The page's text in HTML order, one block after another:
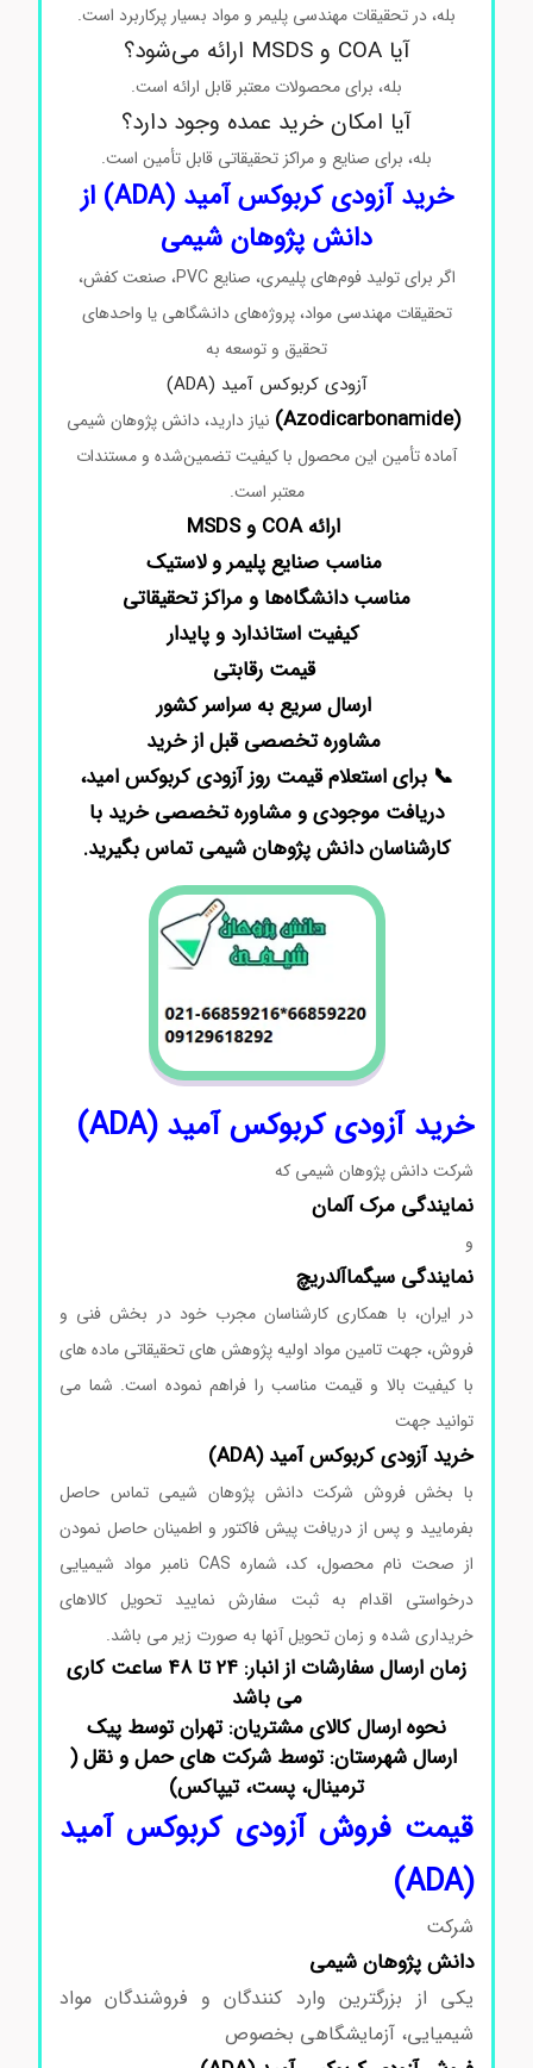
بله، در تحقیقات مهندسی پلیمر و مواد بسیار پرکاربرد است.
آیا COA و MSDS ارائه می‌شود؟
بله، برای محصولات معتبر قابل ارائه است.
آیا امکان خرید عمده وجود دارد؟
بله، برای صنایع و مراکز تحقیقاتی قابل تأمین است.
خرید آزودی‌ کربوکس آمید (ADA) از
دانش پژوهان شیمی
اگر برای تولید فوم‌های پلیمری، صنایع PVC، صنعت کفش،
تحقیقات مهندسی مواد، پروژه‌های دانشگاهی یا واحدهای
تحقیق و توسعه به
آزودی‌ کربوکس آمید (ADA)
نیاز دارید، دانش پژوهان شیمی
آماده تأمین این محصول با کیفیت تضمین‌شده و مستندات
معتبر است.
ارائه COA و MSDS
مناسب صنایع پلیمر و لاستیک
مناسب دانشگاه‌ها و مراکز تحقیقاتی
کیفیت استاندارد و پایدار
قیمت رقابتی
ارسال سریع به سراسر کشور
مشاوره تخصصی قبل از خرید
📞 برای استعلام قیمت روز آزودی‌ کربوکس امید،
دریافت موجودی و مشاوره تخصصی خرید با
کارشناسان دانش پژوهان شیمی تماس بگیرید.
خرید آزودی‌ کربوکس آمید (ADA)
شرکت دانش پژوهان شیمی که
نمایندگیمرکآلمان
نمایندگیسیگماآلدریچ
در ایران، با همکاری کارشناسان مجرب خود در بخش فنی و
فروش، جهت تامین مواد اولیه پژوهش های تحقیقاتی ماده های
با کیفیت بالا و قیمت مناسب را فراهم نموده است. شما می
توانید جهت
خرید آزودی‌ کربوکس آمید (ADA)
با بخش فروش شرکت دانش پژوهان شیمی تماس حاصل
بفرمایید و پس از دریافت پیش فاکتور و اطمینان حاصل نمودن
از صحت نام محصول، کد، شماره CAS نامبر مواد شیمیایی
درخواستی اقدام به ثبت سفارش نمایید تحویل کالاهای
خریداری شده و زمان تحویل آنها به صورت زیر می باشد.
زمان ارسال سفارشات از انبار: ۲۴ تا ۴۸ ساعت کاری
می باشد
نحوه ارسال کالای مشتریان: تهران توسط پیک
ارسال شهرستان: توسط شرکت های حمل و نقل (
ترمینال، پست، تیپاکس)
قیمت فروش آزودی‌ کربوکس آمید
شرکت
دانش پژوهان شیمی
یکی از بزرگترین وارد کنندگان و فروشندگان مواد
شیمیایی، آزمایشگاهی بخصوص